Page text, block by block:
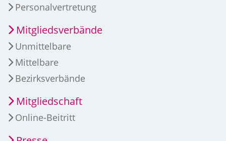
Personalvertretung
Mitgliedsverbände
Unmittelbare
Mittelbare
Bezirksverbände
Mitgliedschaft
Online-Beitritt